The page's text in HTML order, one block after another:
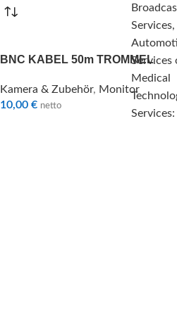
BNC KABEL 50m TROMMEL
Kamera & Zubehör, Monitor
10,00 € netto